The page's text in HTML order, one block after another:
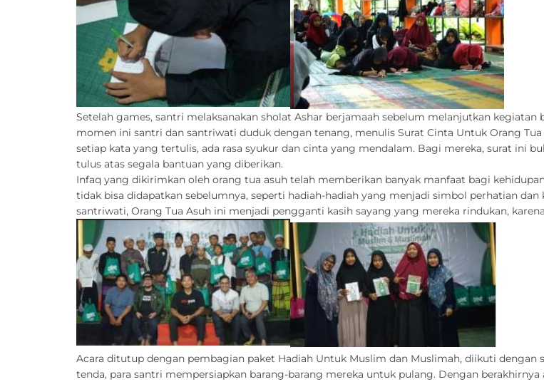
Setelah games, santri melaksanakan sholat Ashar berjamaah sebelum melanjutkan
momen ini santri dan santriwati duduk dengan tenang, menulis Surat Cinta Untuk Orang
setiap kata yang tertulis, ada rasa syukur dan cinta yang mendalam. Bagi mereka, surat ini
tulus atas segala bantuan yang diberikan.
Infaq yang dikirimkan oleh orang tua asuh telah memberikan banyak manfaat bagi
tidak bisa didapatkan sebelumnya, seperti hadiah-hadiah yang menjadi simbol perhatian
santriwati, Orang Tua Asuh ini menjadi pengganti kasih sayang yang mereka rindukan,
Acara ditutup dengan pembagian paket Hadiah Untuk Muslim dan Muslimah, diikuti dengan
tenda, para santri mempersiapkan barang-barang mereka untuk pulang. Dengan